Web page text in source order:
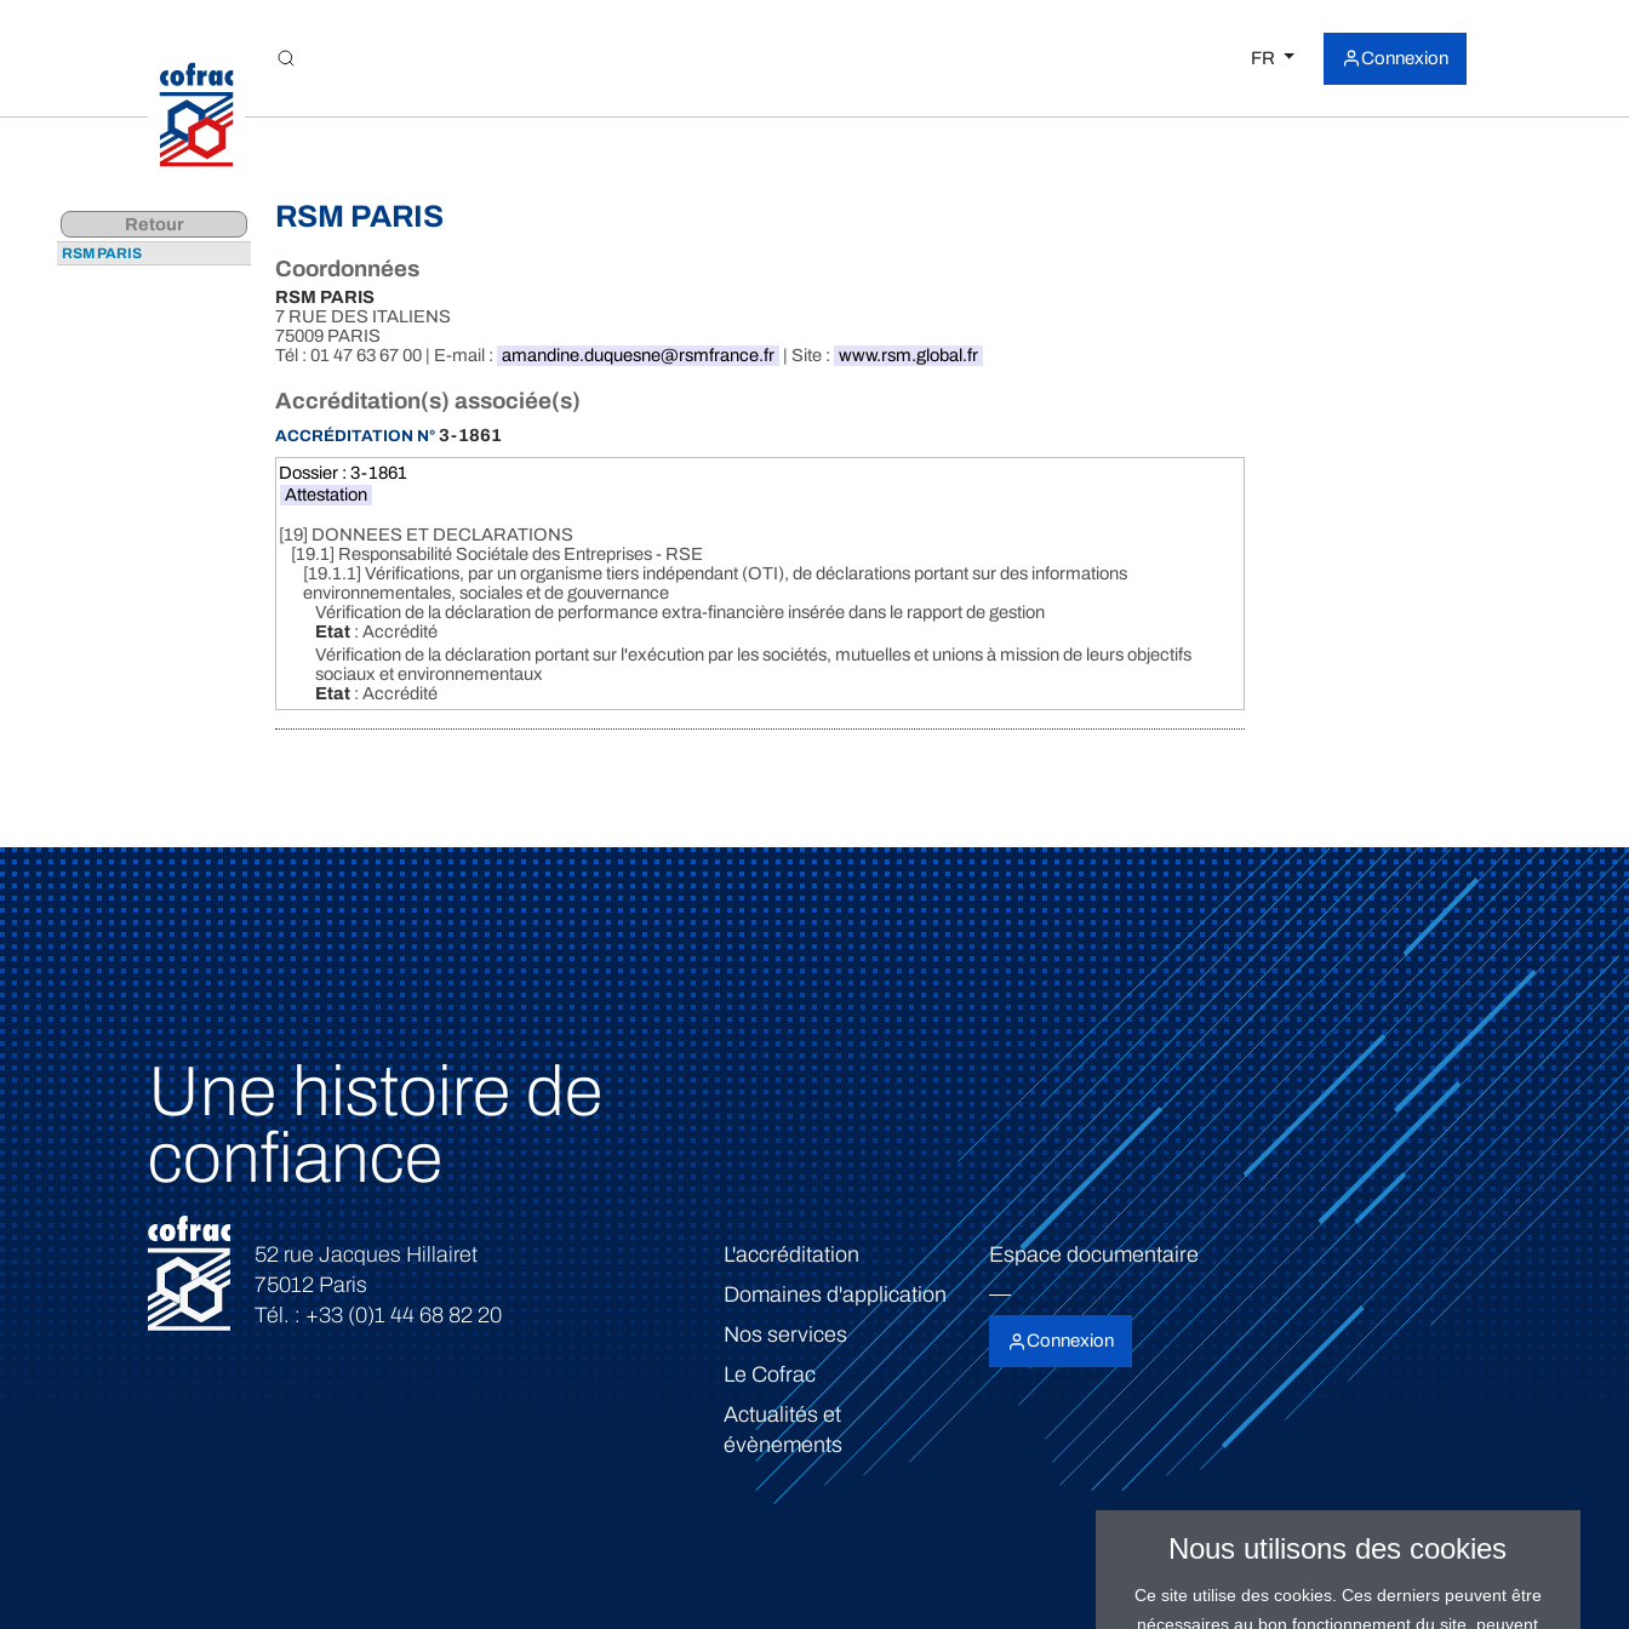
FR Connexion
Retour
RSM PARIS
RSM PARIS
Coordonnées
RSM PARIS
7 RUE DES ITALIENS
75009 PARIS
Tél : 01 47 63 67 00 | E-mail : amandine.duquesne@rsmfrance.fr | Site : www.rsm.global.fr
Accréditation(s) associée(s)
ACCRÉDITATION N° 3-1861
Dossier : 3-1861
Attestation
[19] DONNEES ET DECLARATIONS
[19.1] Responsabilité Sociétale des Entreprises - RSE
[19.1.1] Vérifications, par un organisme tiers indépendant (OTI), de déclarations portant sur des informations
environnementales, sociales et de gouvernance
Vérification de la déclaration de performance extra-financière insérée dans le rapport de gestion
Etat : Accrédité
Vérification de la déclaration portant sur l'exécution par les sociétés, mutuelles et unions à mission de leurs objectifs
sociaux et environnementaux
Etat : Accrédité
Une histoire de
confiance
52 rue Jacques Hillairet
75012 Paris
Tél. : +33 (0)1 44 68 82 20
L'accréditation
Domaines d'application
Nos services
Le Cofrac
Actualités et
évènements
Espace documentaire
Connexion
Nous utilisons des cookies
Ce site utilise des cookies. Ces derniers peuvent être
nécessaires au bon fonctionnement du site, peuvent